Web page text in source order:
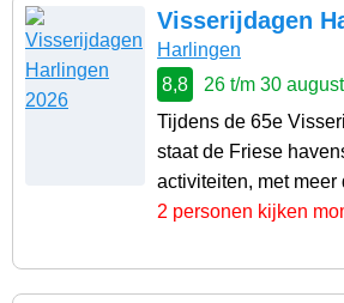
Visserijdagen
Harlingen
8,8
26 t/m 30
Tijdens de 65e
staat de Friese
activiteiten, met meer
2 personen kijken